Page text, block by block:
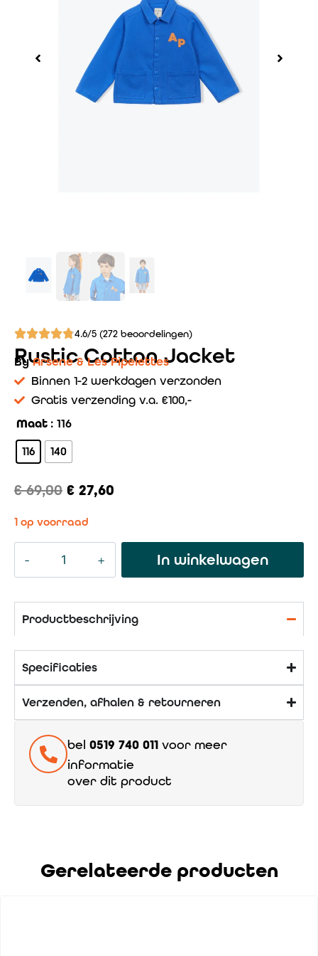
4.6/5 (272 beoordelingen)
Rustic Cotton Jacket
ByArsene & Les Pipelettes
Binnen 1-2 werkdagen verzonden
Gratis verzending v.a. €100,-
Maat : 116
116 140
€69,00 € 27,60
1 op voorraad
In winkelwagen
Productbeschrijving
Specificaties
Verzenden, afhalen & retourneren
bel 0519 740 011 voor meer
informatie
over dit product
Gerelateerde producten